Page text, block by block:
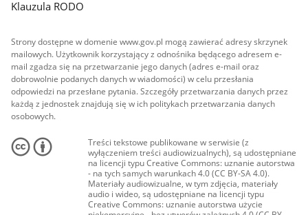
Klauzula RODO
Strony dostępne w domenie www.gov.pl mogą zawierać adresy skrzynek
mailowych. Użytkownik korzystający z odnośnika będącego adresem e-
mail zgadza się na przetwarzanie jego danych (adres e-mail oraz
dobrowolnie podanych danych w wiadomości) w celu przesłania
odpowiedzi na przesłane pytania. Szczegóły przetwarzania danych przez
każdą z jednostek znajdują się w ich politykach przetwarzania danych
osobowych.
Treści tekstowe publikowane w serwisie (z
wyłączeniem treści audiowizualnych), są udostępniane
na licencji typu Creative Commons: uznanie autorstwa
- na tych samych warunkach 4.0 (CC BY-SA 4.0).
Materiały audiowizualne, w tym zdjęcia, materiały
audio i wideo, są udostępniane na licencji typu
Creative Commons: uznanie autorstwa użycie